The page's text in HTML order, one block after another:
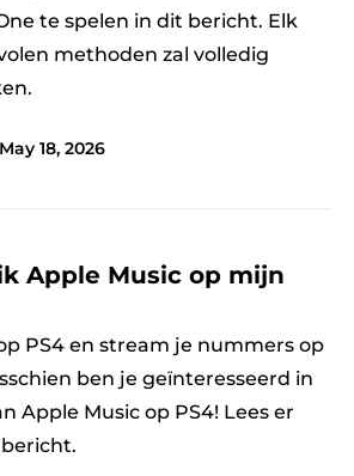
te spelen in dit bericht. Elk
methoden zal volledig
May 18, 2026
Apple Music op mijn
PS4 en stream je nummers op
ben je geïnteresseerd in
Apple Music op PS4! Lees er